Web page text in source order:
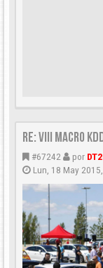
Re: VIII Macro
#67242 por
Lun, 18 May